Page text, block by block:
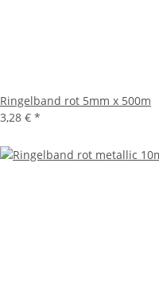
Ringelband rot 5mm x 500m
3,28 € *